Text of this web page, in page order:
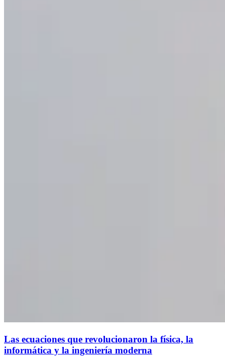
Las ecuaciones que revolucionaron la física, la
informática y la ingeniería moderna